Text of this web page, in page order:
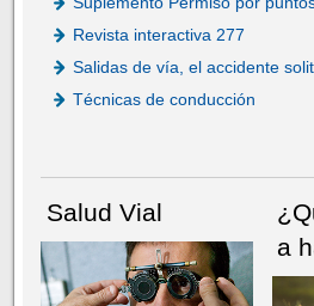
Revista interactiva 277
Salidas de vía, el accidente
Técnicas de conducción
Salud Vial
a